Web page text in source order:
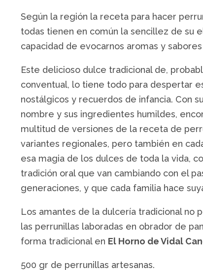
Según la región la receta para hacer
todas tienen en común la sencillez de su
capacidad de evocarnos aromas y
Este delicioso dulce tradicional de,
conventual, lo tiene todo para despertar
nostálgicos y recuerdos de infancia. Con
nombre y sus ingredientes humildes,
multitud de versiones de la receta de
variantes regionales, pero también en
esa magia de los dulces de toda la vida,
tradición oral que van cambiando con el
generaciones, y que cada familia hace
Los amantes de la dulcería tradicional no
las perrunillas laboradas en obrador de
forma tradicional en El Horno de Vidal
500 gr de perrunillas artesanas.